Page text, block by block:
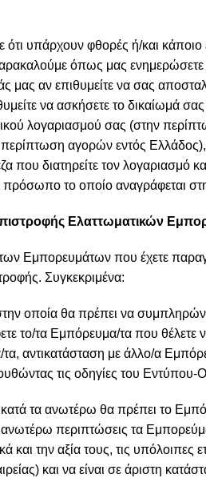
υπάρχουν φθορές ή/και
όπως μας ενημερώσετε
μας αν επιθυμείτε να σας
να ασκήσετε το δικαίωμά
λογαριασμού σας (στην
αγορών εντός
που διατηρείτε τον λογαριασμό
πρόσωπο το οποίο αναγράφεται
Ελαττωματικών
Εμπορευμάτων που έχετε
Συγκεκριμένα:
οποία θα πρέπει να
το/τα Εμπόρευμα/τα που θέλετε
τα, αντικατάσταση με άλλο/α
τις οδηγίες του
τα ανωτέρω θα πρέπει το
ανωτέρω περιπτώσεις τα
και την αξία τους, τις
και να είναι σε άριστη